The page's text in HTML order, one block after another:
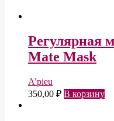
Регулярная
Mate Mask
A’pieu
350,00 ₽ В корзину